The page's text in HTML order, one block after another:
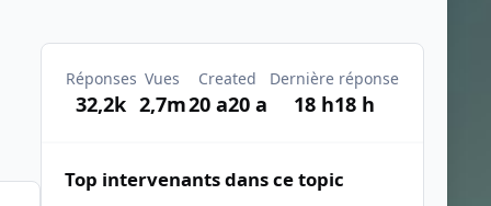
Réponses
32,2k
Vues
2,7m
Created
20 a20 a
Dernière réponse
18 h18 h
Top intervenants dans ce topic